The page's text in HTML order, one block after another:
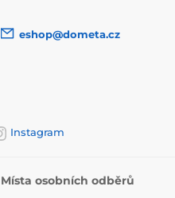
eshop@dometa.cz
Instagram
Místa osobních odběrů